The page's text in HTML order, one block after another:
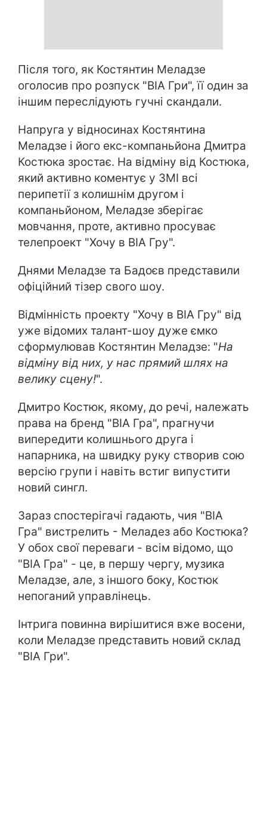
Після того, як Костянтин Меладзе
оголосив про розпуск "ВІА Гри", її один за
іншим переслідують гучні скандали.
Напруга у відносинах Костянтина
Меладзе і його екс-компаньйона Дмитра
Костюка зростає. На відміну від Костюка,
який активно коментує у ЗМІ всі
перипетії з колишнім другом і
компаньйоном, Меладзе зберігає
мовчання, проте, активно просуває
телепроект "Хочу в ВІА Гру".
Днями Меладзе та Бадоєв представили
офіційний тізер свого шоу.
Відмінність проекту "Хочу в ВІА Гру" від
уже відомих талант-шоу дуже ємко
сформулював Костянтин Меладзе: "На
відміну від них, у нас прямий шлях на
велику сцену!".
Дмитро Костюк, якому, до речі, належать
права на бренд "ВІА Гра", прагнучи
випередити колишнього друга і
напарника, на швидку руку створив сою
версію групи і навіть встиг випустити
новий сингл.
Зараз спостерігачі гадають, чия "ВІА
Гра" вистрелить - Меладез або Костюка?
У обох свої переваги - всім відомо, що
"ВІА Гра" - це, в першу чергу, музика
Меладзе, але, з іншого боку, Костюк
непоганий управлінець.
Інтрига повинна вирішитися вже восени,
коли Меладзе представить новий склад
"ВІА Гри".